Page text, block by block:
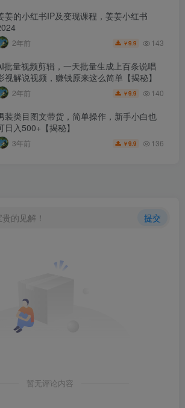
姜的小红书IP及变现课程，姜姜小红书
2年前 ￥9.9 143
批量视频剪辑，一天批量生成上百条说唱
视解说视频，赚钱原来这么简单【揭秘】
2年前 ￥9.9 140
装类目图文带货，简单操作，新手小白也
日入500+【揭秘】
3年前 ￥9.9 136
的见解！ 提交
暂无评论内容